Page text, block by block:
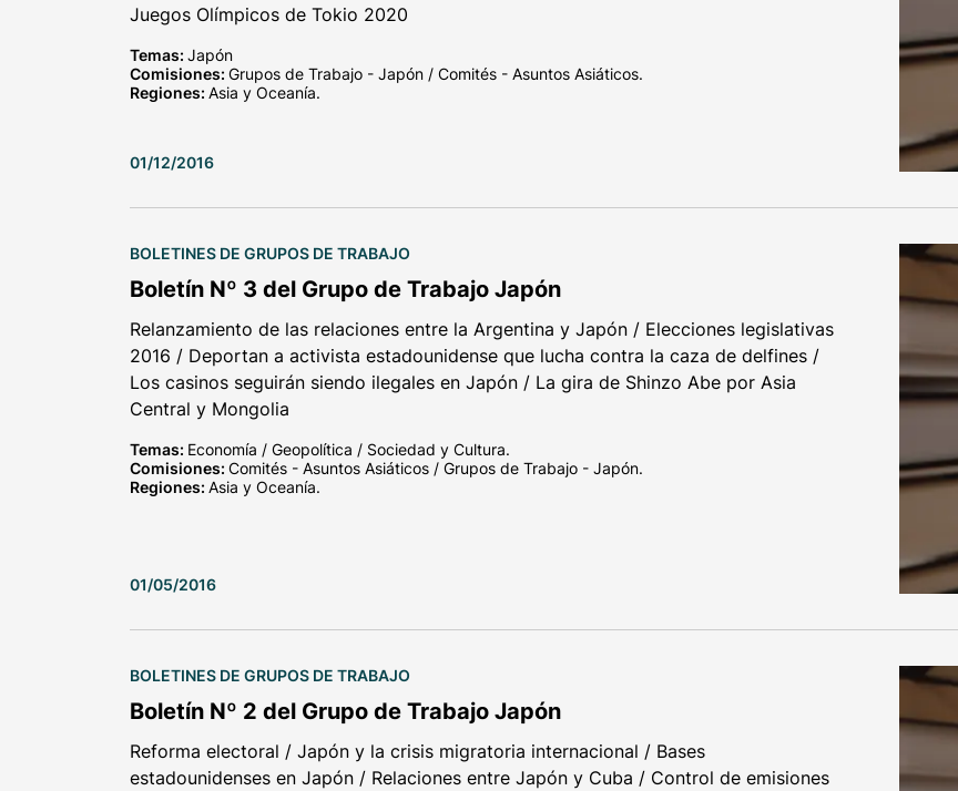
Juegos Olímpicos de Tokio 2020
Temas: Japón
Comisiones: Grupos de Trabajo - Japón / Comités - Asuntos Asiáticos.
Regiones: Asia y Oceanía.
01/12/2016
BOLETINES DE GRUPOS DE TRABAJO
Boletín Nº 3 del Grupo de Trabajo Japón
Relanzamiento de las relaciones entre la Argentina y Japón / Elecciones legislativas
2016 / Deportan a activista estadounidense que lucha contra la caza de delfines /
Los casinos seguirán siendo ilegales en Japón / La gira de Shinzo Abe por Asia
Central y Mongolia
Temas: Economía / Geopolítica / Sociedad y Cultura.
Comisiones: Comités - Asuntos Asiáticos / Grupos de Trabajo - Japón.
Regiones: Asia y Oceanía.
01/05/2016
BOLETINES DE GRUPOS DE TRABAJO
Boletín Nº 2 del Grupo de Trabajo Japón
Reforma electoral / Japón y la crisis migratoria internacional / Bases
estadounidenses en Japón / Relaciones entre Japón y Cuba / Control de emisiones